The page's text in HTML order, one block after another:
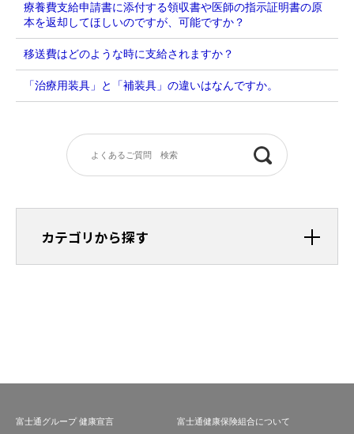
療養費支給申請書に添付する領収書や医師の指示証明書の原
本を返却してほしいのですが、可能ですか？
移送費はどのような時に支給されますか？
「治療用装具」と「補装具」の違いはなんですか。
カテゴリから探す
富士通グループ 健康宣言 富士通健康保険組合について